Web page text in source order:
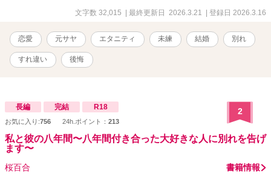
文字数 32,015 | 最終更新日 2026.3.21 | 登録日 2026.3.16
恋愛 元サヤ エタニティ 未練 結婚 別れ
すれ違い 後悔
長編 完結 R18
お気に入り:756 24h.ポイント： 213
2
私と彼の八年間〜八年間付き合った大好きな人に別れを告げ
ます〜
桜百合
書籍情報